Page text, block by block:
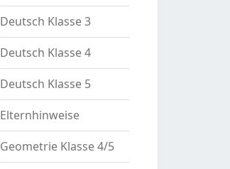
Deutsch Klasse 3
Deutsch Klasse 4
Deutsch Klasse 5
Elternhinweise
Geometrie Klasse 4/5